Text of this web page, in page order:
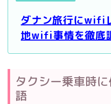
ダナン旅行にwifi
地wifi事情を徹底
タクシー乗車時
語